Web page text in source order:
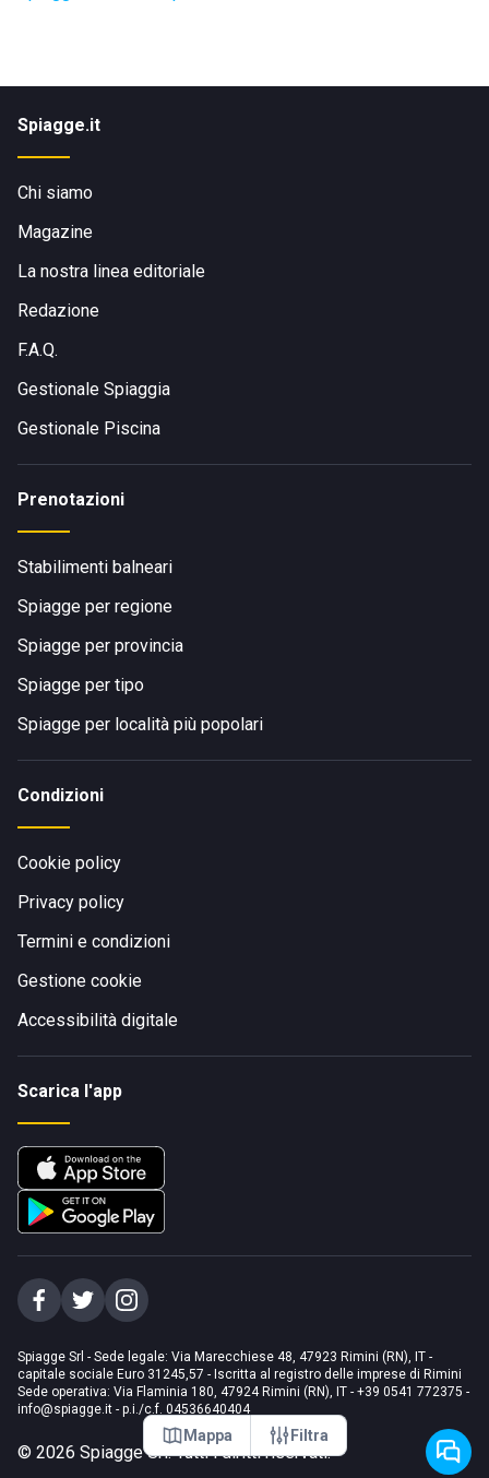
Mappa Filtra
Spiagge.it
Chi siamo
Magazine
La nostra linea editoriale
Redazione
F.A.Q.
Gestionale Spiaggia
Gestionale Piscina
Prenotazioni
Stabilimenti balneari
Spiagge per regione
Spiagge per provincia
Spiagge per tipo
Spiagge per località più popolari
Condizioni
Cookie policy
Privacy policy
Termini e condizioni
Gestione cookie
Accessibilità digitale
Scarica l'app
Spiagge Srl - Sede legale: Via Marecchiese 48, 47923 Rimini (RN), IT -
capitale sociale Euro 31245,57 - Iscritta al registro delle imprese di Rimini
Sede operativa: Via Flaminia 180, 47924 Rimini (RN), IT - +39 0541 772375 -
info@spiagge.it - p.i./c.f. 04536640404
© 2026 Spiagge Srl. Tutti i diritti riservati.